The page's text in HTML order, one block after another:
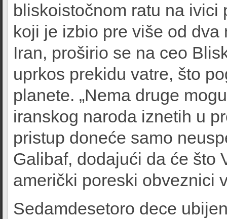
bliskoistočnom ratu na ivici
koji je izbio pre više od
Iran, proširio se na ceo
uprkos prekidu vatre, što
planete. „Nema druge
iranskog naroda iznetih u
pristup doneće samo
Galibaf, dodajući da će što
američki poreski obveznici
Sedamdesetoro dece